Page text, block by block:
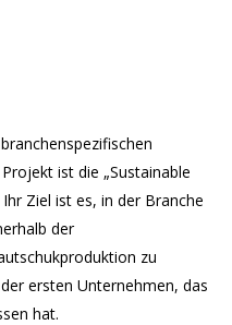
ist die „Sustainable
Ziel ist es, in der Branche
der
zu
ersten Unternehmen, das
hat.